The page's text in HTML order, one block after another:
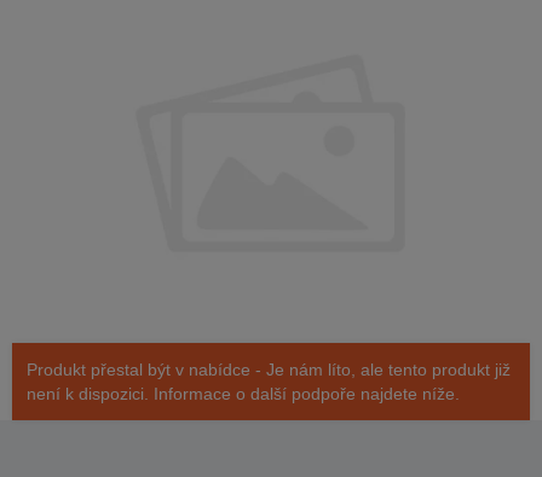
Produkt přestal být v nabídce - Je nám líto, ale tento produkt již
není k dispozici. Informace o další podpoře najdete níže.